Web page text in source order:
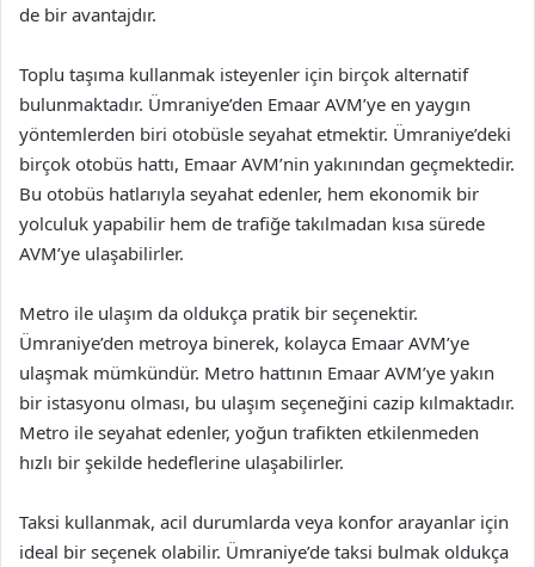
de bir avantajdır.
Toplu taşıma kullanmak isteyenler için birçok alternatif
bulunmaktadır. Ümraniye’den Emaar AVM’ye en yaygın
yöntemlerden biri otobüsle seyahat etmektir. Ümraniye’deki
birçok otobüs hattı, Emaar AVM’nin yakınından geçmektedir.
Bu otobüs hatlarıyla seyahat edenler, hem ekonomik bir
yolculuk yapabilir hem de trafiğe takılmadan kısa sürede
AVM’ye ulaşabilirler.
Metro ile ulaşım da oldukça pratik bir seçenektir.
Ümraniye’den metroya binerek, kolayca Emaar AVM’ye
ulaşmak mümkündür. Metro hattının Emaar AVM’ye yakın
bir istasyonu olması, bu ulaşım seçeneğini cazip kılmaktadır.
Metro ile seyahat edenler, yoğun trafikten etkilenmeden
hızlı bir şekilde hedeflerine ulaşabilirler.
Taksi kullanmak, acil durumlarda veya konfor arayanlar için
ideal bir seçenek olabilir. Ümraniye’de taksi bulmak oldukça